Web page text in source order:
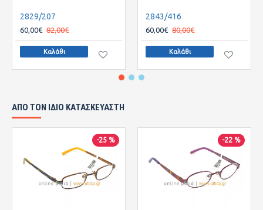
2829/207
60,00€ 82,00€
Καλάθι
2843/416
60,00€ 80,00€
Καλάθι
ΑΠΌ ΤΟΝ ΊΔΙΟ ΚΑΤΑΣΚΕΥΑΣΤΉ
-25 % -22 %